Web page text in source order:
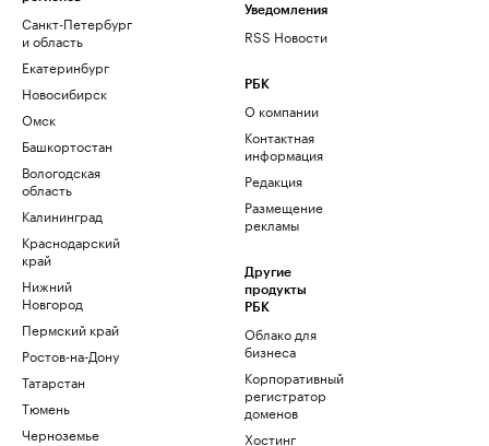
Санкт-Петербург
и область
Екатеринбург
Новосибирск
Омск
Башкортостан
Вологодская
область
Калининград
Краснодарский
край
Нижний
Новгород
Пермский край
Ростов-на-Дону
Татарстан
Тюмень
Черноземье
Уведомления
RSS Новости
РБК
О компании
Контактная
информация
Редакция
Размещение
рекламы
Другие
продукты
РБК
Облако для
бизнеса
Корпоративный
регистратор
доменов
Хостинг